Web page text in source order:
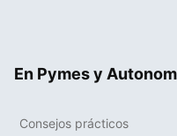
En Pymes y
Consejos prácticos